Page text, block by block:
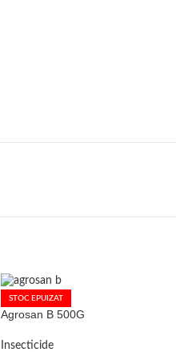
STOC EPUIZAT
Agrosan B 500G
Insecticide